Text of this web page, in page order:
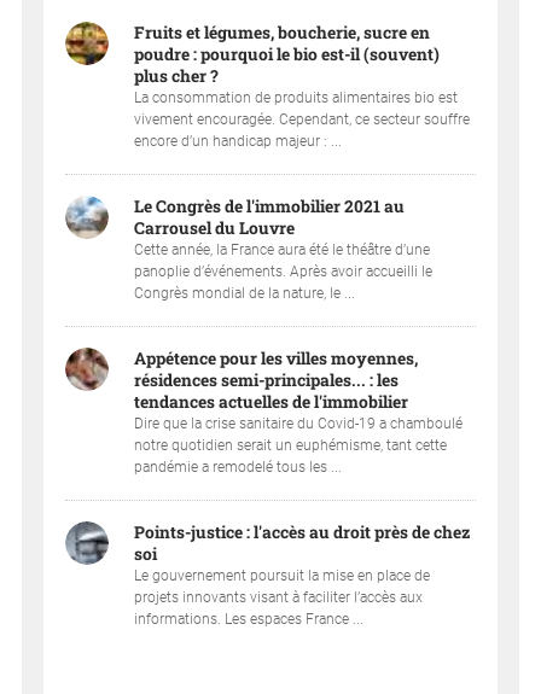
Fruits et légumes, boucherie, sucre en
poudre : pourquoi le bio est-il (souvent)
plus cher ?
La consommation de produits alimentaires bio est
vivement encouragée. Cependant, ce secteur souffre
encore d’un handicap majeur : ...
Le Congrès de l'immobilier 2021 au
Carrousel du Louvre
Cette année, la France aura été le théâtre d’une
panoplie d’événements. Après avoir accueilli le
Congrès mondial de la nature, le ...
Appétence pour les villes moyennes,
résidences semi-principales... : les
tendances actuelles de l'immobilier
Dire que la crise sanitaire du Covid-19 a chamboulé
notre quotidien serait un euphémisme, tant cette
pandémie a remodelé tous les ...
Points-justice : l'accès au droit près de chez
soi
Le gouvernement poursuit la mise en place de
projets innovants visant à faciliter l’accès aux
informations. Les espaces France ...